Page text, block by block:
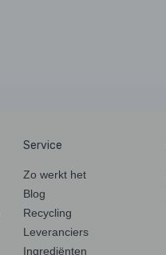
Service
Zo werkt het
Blog
Recycling
Leveranciers
Ingrediënten